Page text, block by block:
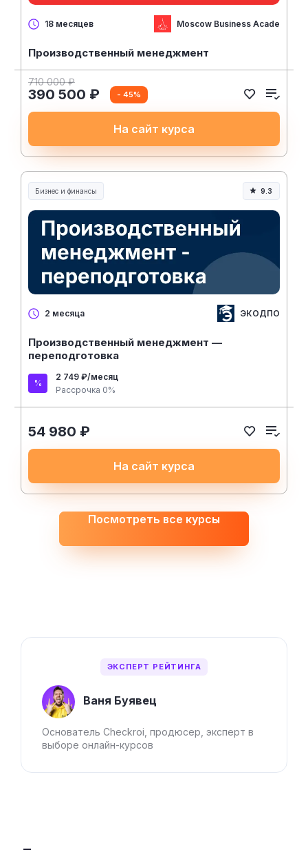
ЭКСПЕРТ РЕЙТИНГА
Ваня Буявец
Основатель Checkroi, продюсер, эксперт в
выборе онлайн-курсов
18 месяцев Moscow Business Academy
Производственный менеджмент
710 000 ₽
390 500 ₽ - 45%
На сайт курса
Бизнес и финансы 9.3
2 месяца ЭКОДПО
Производственный менеджмент —
переподготовка
2 749 ₽/месяц
Рассрочка 0%
54 980 ₽
На сайт курса
Посмотреть все курсы